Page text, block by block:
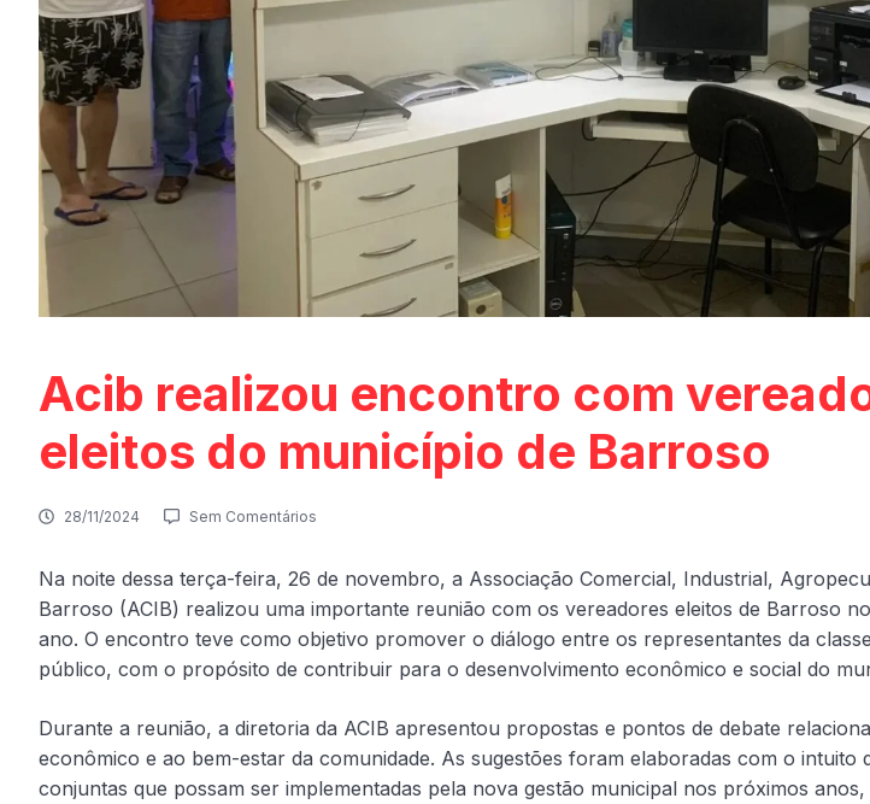
Acib realizou encontro com
eleitos do município de Barroso
28/11/2024 Sem Comentários
Na noite dessa terça-feira, 26 de novembro, a Associação Comercial, Industrial,
Barroso (ACIB) realizou uma importante reunião com os vereadores eleitos de Barroso
ano. O encontro teve como objetivo promover o diálogo entre os representantes da
público, com o propósito de contribuir para o desenvolvimento econômico e social do
Durante a reunião, a diretoria da ACIB apresentou propostas e pontos de debate
econômico e ao bem-estar da comunidade. As sugestões foram elaboradas com o intuito
conjuntas que possam ser implementadas pela nova gestão municipal nos próximos